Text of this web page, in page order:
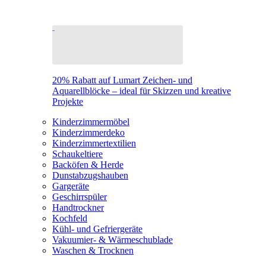
20% Rabatt auf Lumart Zeichen- und
Aquarellblöcke – ideal für Skizzen und kreative
Projekte
Kinderzimmermöbel
Kinderzimmerdeko
Kinderzimmertextilien
Schaukeltiere
Backöfen & Herde
Dunstabzugshauben
Gargeräte
Geschirrspüler
Handtrockner
Kochfeld
Kühl- und Gefriergeräte
Vakuumier- & Wärmeschublade
Waschen & Trocknen